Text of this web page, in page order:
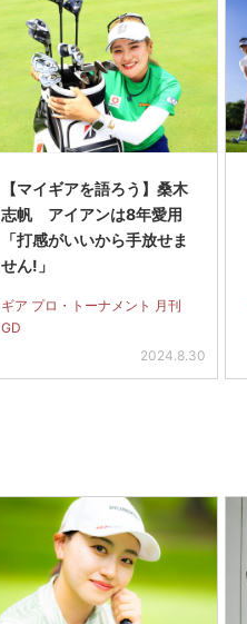
【マイギアを語ろう】桑木
志帆 アイアンは8年愛用
「打感がいいから手放せま
せん!」
ギア プロ・トーナメント 月刊
GD
2024.8.30